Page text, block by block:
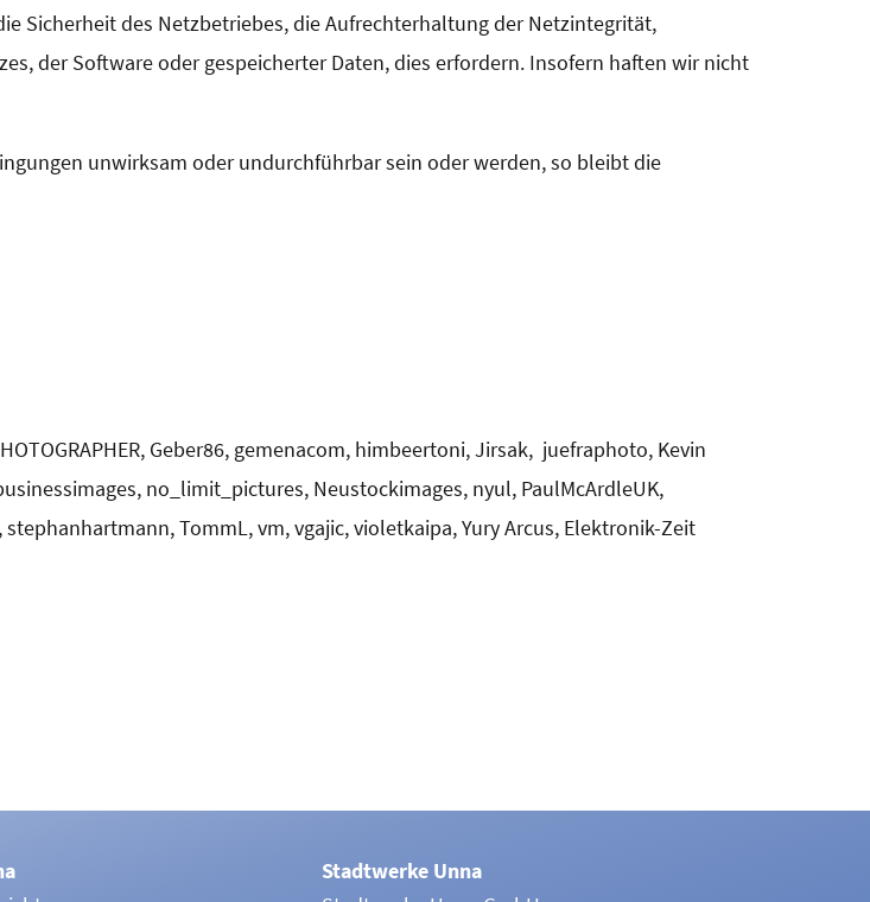
Sicherheit des Netzbetriebes, die Aufrechterhaltung der Netzintegrität,
der Software oder gespeicherter Daten, dies erfordern. Insofern haften wir nicht
unwirksam oder undurchführbar sein oder werden, so bleibt die
Geber86, gemenacom, himbeertoni, Jirsak, juefraphoto, Kevin
no_limit_pictures, Neustockimages, nyul, PaulMcArdleUK,
TommL, vm, vgajic, violetkaipa, Yury Arcus, Elektronik-Zeit
Stadtwerke Unna